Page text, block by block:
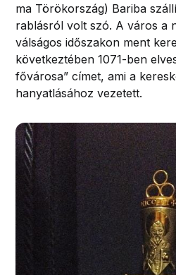
ma Törökország) Bariba
rablásról volt szó. A város a
válságos időszakon ment
következtében 1071-ben
fővárosa” címet, ami a
hanyatlásához vezetett.